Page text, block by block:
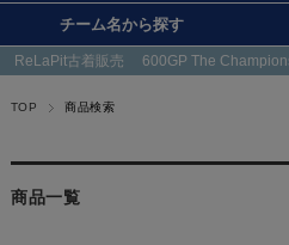
チーム名から探す
ReLaPit古着販売 600GP The
TOP 商品検索
商品一覧